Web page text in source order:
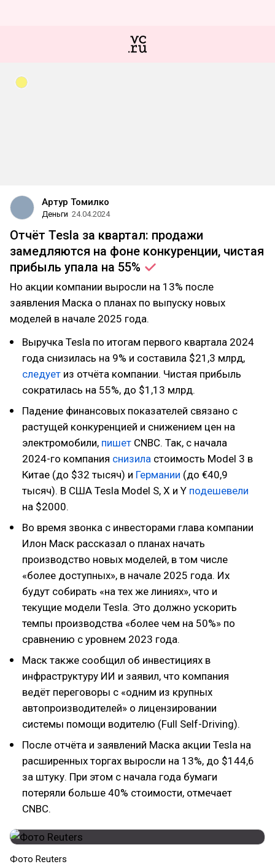
Артур Томилко
Деньги 24.04.2024
Отчёт Tesla за квартал: продажи
замедляются на фоне конкуренции, чистая
прибыль упала на 55%
Но акции компании выросли на 13% после
заявления Маска о планах по выпуску новых
моделей в начале 2025 года.
Выручка Tesla по итогам первого квартала 2024
года снизилась на 9% и составила $21,3 млрд,
следует из отчёта компании. Чистая прибыль
сократилась на 55%, до $1,13 млрд.
Падение финансовых показателей связано c
растущей конкуренцией и снижением цен на
электромобили, пишет CNBC. Так, с начала
2024-го компания снизила стоимость Model 3 в
Китае (до $32 тысяч) и Германии (до €40,9
тысяч). В США Tesla Model S, X и Y подешевели
на $2000.
Во время звонка с инвесторами глава компании
Илон Маск рассказал о планах начать
производство новых моделей, в том числе
«более доступных», в начале 2025 года. Их
будут собирать «на тех же линиях», что и
текущие модели Tesla. Это должно ускорить
темпы производства «более чем на 50%» по
сравнению с уровнем 2023 года.
Маск также сообщил об инвестициях в
инфраструктуру ИИ и заявил, что компания
ведёт переговоры с «одним из крупных
автопроизводителей» о лицензировании
системы помощи водителю (Full Self-Driving).
После отчёта и заявлений Маска акции Tesla на
расширенных торгах выросли на 13%, до $144,6
за штуку. При этом с начала года бумаги
потеряли больше 40% стоимости, отмечает
CNBC.
Фото Reuters